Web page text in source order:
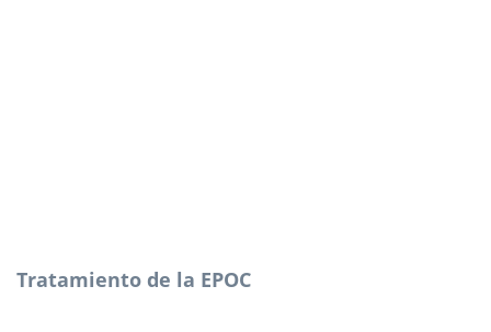
Tratamiento de la EPOC